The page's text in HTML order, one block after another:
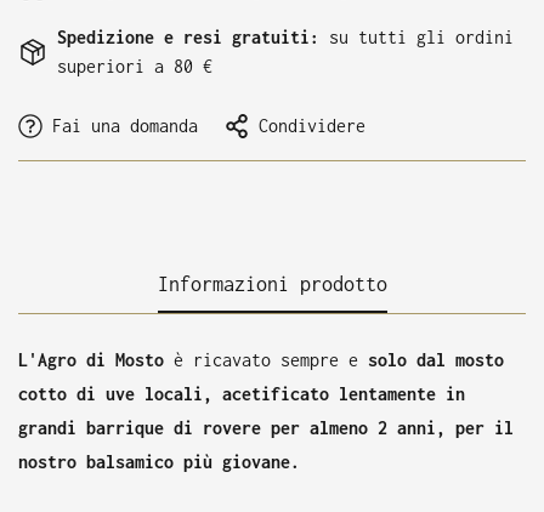
Spedizione e resi gratuiti: su tutti gli ordini
superiori a 80 €
Fai una domanda Condividere
Informazioni prodotto
L'Agro di Mosto è ricavato sempre e solo dal mosto
cotto di uve locali, acetificato lentamente in
grandi barrique di rovere per almeno 2 anni, per il
nostro balsamico più giovane.